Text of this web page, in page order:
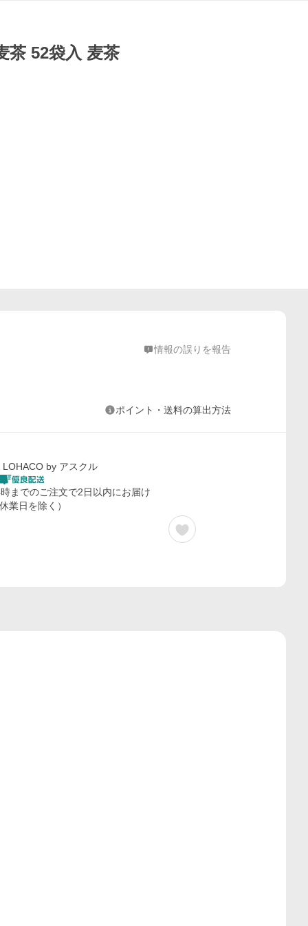
茶 52袋入 麦茶
情報の誤りを報告
ポイント・送料の算出方法
LOHACO by アスクル
までのご注文で2日以内にお届け
休業日を除く）